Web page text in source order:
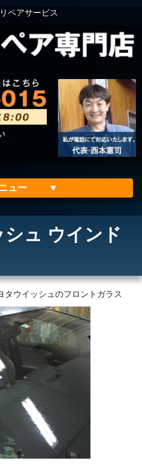
ペアサービス
ュー
案内
の流れ
格
シュ ウインド
ウイッシュのフロントガラス